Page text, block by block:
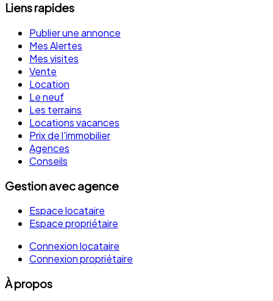
Liens rapides
Publier une annonce
Mes Alertes
Mes visites
Vente
Location
Le neuf
Les terrains
Locations vacances
Prix de l'immobilier
Agences
Conseils
Gestion avec agence
Espace locataire
Espace propriétaire
Connexion locataire
Connexion propriétaire
À propos